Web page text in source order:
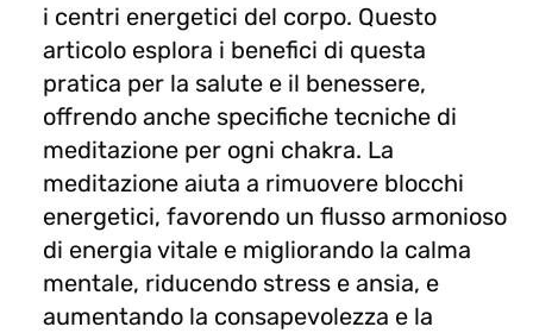
i centri energetici del corpo. Questo
articolo esplora i benefici di questa
pratica per la salute e il benessere,
offrendo anche specifiche tecniche di
meditazione per ogni chakra. La
meditazione aiuta a rimuovere blocchi
energetici, favorendo un flusso armonioso
di energia vitale e migliorando la calma
mentale, riducendo stress e ansia, e
aumentando la consapevolezza e la